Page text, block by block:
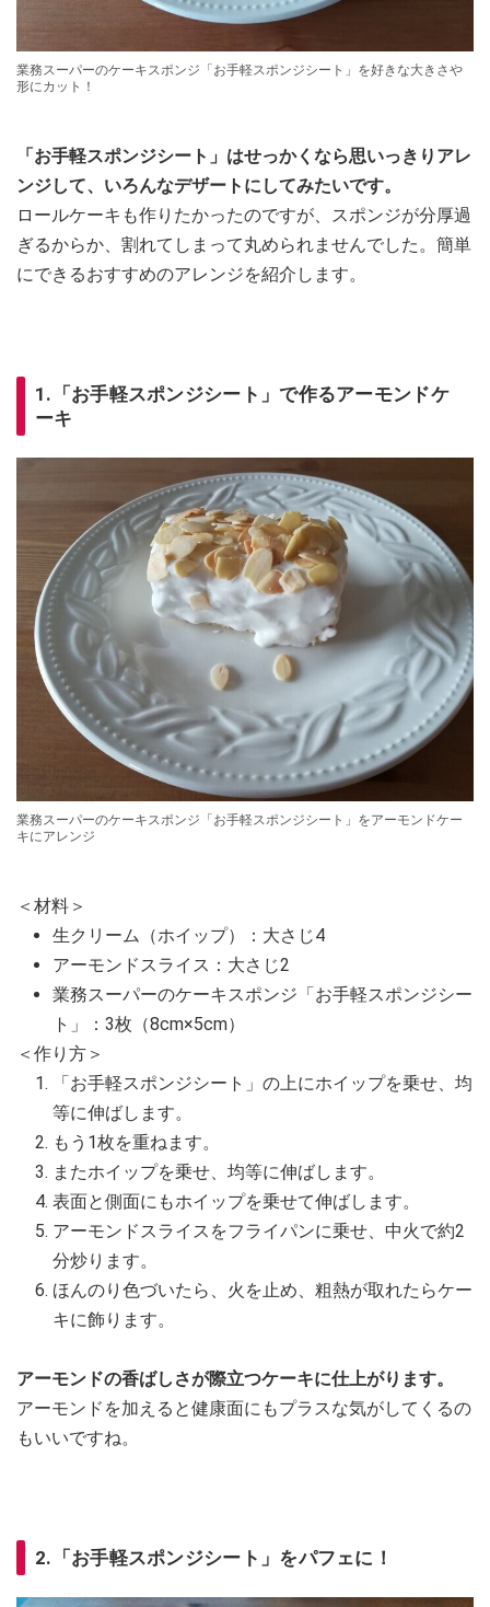
業務スーパーのケーキスポンジ「お手軽スポンジシート」を好きな大きさや
形にカット！
「お手軽スポンジシート」はせっかくなら思いっきりアレ
ンジして、いろんなデザートにしてみたいです。
ロールケーキも作りたかったのですが、スポンジが分厚過
ぎるからか、割れてしまって丸められませんでした。簡単
にできるおすすめのアレンジを紹介します。
1.「お手軽スポンジシート」で作るアーモンドケ
ーキ
業務スーパーのケーキスポンジ「お手軽スポンジシート」をアーモンドケー
キにアレンジ
＜材料＞
生クリーム（ホイップ）：大さじ4
アーモンドスライス：大さじ2
業務スーパーのケーキスポンジ「お手軽スポンジシー
ト」：3枚（8cm×5cm）
＜作り方＞
「お手軽スポンジシート」の上にホイップを乗せ、均
等に伸ばします。
もう1枚を重ねます。
またホイップを乗せ、均等に伸ばします。
表面と側面にもホイップを乗せて伸ばします。
アーモンドスライスをフライパンに乗せ、中火で約2
分炒ります。
ほんのり色づいたら、火を止め、粗熱が取れたらケー
キに飾ります。
アーモンドの香ばしさが際立つケーキに仕上がります。
アーモンドを加えると健康面にもプラスな気がしてくるの
もいいですね。
2.「お手軽スポンジシート」をパフェに！